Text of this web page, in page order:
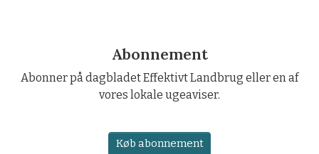
Abonnement
Abonner på dagbladet Effektivt Landbrug eller en af
vores lokale ugeaviser.
Køb abonnement